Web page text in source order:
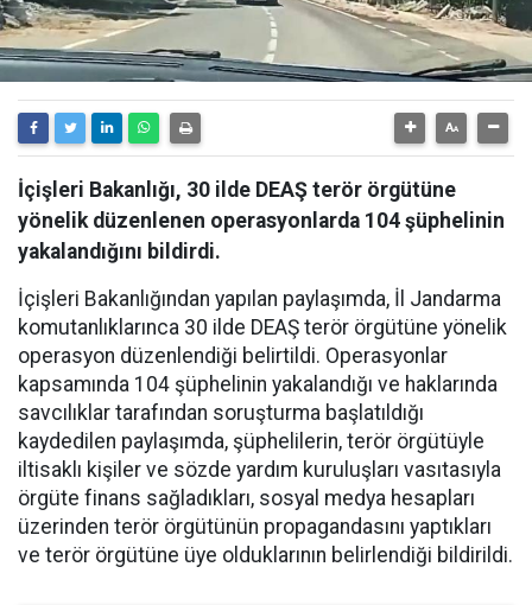
İçişleri Bakanlığı, 30 ilde DEAŞ terör örgütüne
yönelik düzenlenen operasyonlarda 104 şüphelinin
yakalandığını bildirdi.
İçişleri Bakanlığından yapılan paylaşımda, İl Jandarma
komutanlıklarınca 30 ilde DEAŞ terör örgütüne yönelik
operasyon düzenlendiği belirtildi. Operasyonlar
kapsamında 104 şüphelinin yakalandığı ve haklarında
savcılıklar tarafından soruşturma başlatıldığı
kaydedilen paylaşımda, şüphelilerin, terör örgütüyle
iltisaklı kişiler ve sözde yardım kuruluşları vasıtasıyla
örgüte finans sağladıkları, sosyal medya hesapları
üzerinden terör örgütünün propagandasını yaptıkları
ve terör örgütüne üye olduklarının belirlendiği bildirildi.